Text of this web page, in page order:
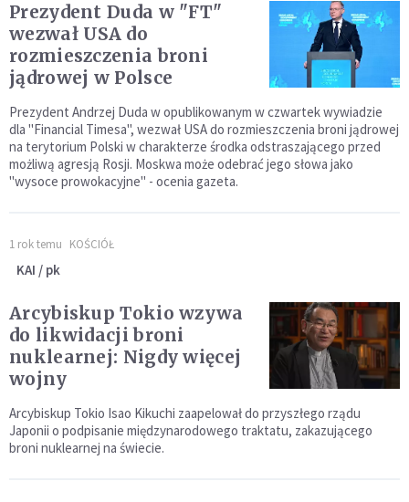
Prezydent Duda w "FT"
wezwał USA do
rozmieszczenia broni
jądrowej w Polsce
Prezydent Andrzej Duda w opublikowanym w czwartek wywiadzie
dla "Financial Timesa", wezwał USA do rozmieszczenia broni jądrowej
na terytorium Polski w charakterze środka odstraszającego przed
możliwą agresją Rosji. Moskwa może odebrać jego słowa jako
"wysoce prowokacyjne" - ocenia gazeta.
1 rok temu KOŚCIÓŁ
KAI / pk
Arcybiskup Tokio wzywa
do likwidacji broni
nuklearnej: Nigdy więcej
wojny
Arcybiskup Tokio Isao Kikuchi zaapelował do przyszłego rządu
Japonii o podpisanie międzynarodowego traktatu, zakazującego
broni nuklearnej na świecie.